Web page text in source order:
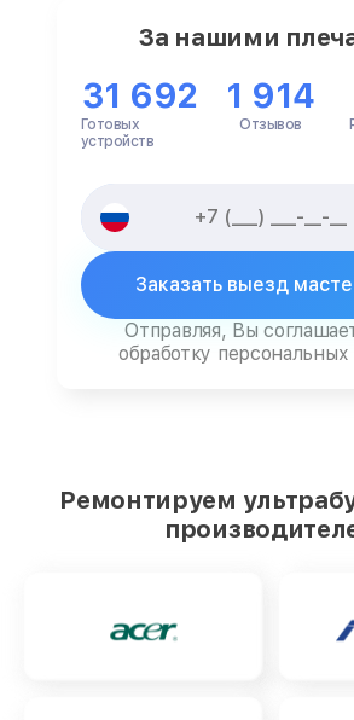
За нашими
31 692
Готовых
устройств
1 914
Отзывов
Заказать выезд
Отправляя, Вы
обработку
Ремонтируем